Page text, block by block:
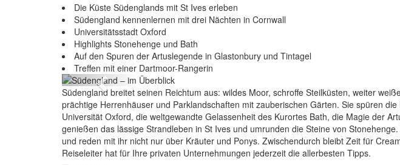
Die Küste Südenglands mit St Ives erleben
Südengland kennenlernen mit drei Nächten in Cornwall
Universitätsstadt Oxford
Highlights Stonehenge und Bath
Auf den Spuren der Artuslegende in Glastonbury und Tintagel
Treffen mit einer Dartmoor-Rangerin
Previous
Südengland breitet seinen Reichtum aus: wildes Moor, schroffe Steilküsten, weiter
prächtige Herrenhäuser und Parklandschaften mit zauberischen Gärten. Sie spüren
Universität Oxford, die weltgewandte Gelassenheit des Kurortes Bath, die Magie der
genießen das lässige Strandleben in St Ives und umrunden die Steine von
und reden mit ihr nicht nur über Kräuter und Ponys. Zwischendurch bleibt Zeit für
Reiseleiter hat für Ihre privaten Unternehmungen jederzeit die allerbesten Tipps.